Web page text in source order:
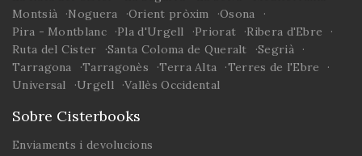
Montsià
Noguera Orient pròxim
Osona
Pira - Montblanc
Pla d'Urgell Priorat
Ribera d'Ebre
Ruta del Cister
Santa Coloma de Queralt
Segrià
Tarragona
Tarragonès Terra Alta
Terres de l'Ebre
Universal
Urgell Vallès Occidental
Sobre Cisterbooks
Enviaments i devolucions